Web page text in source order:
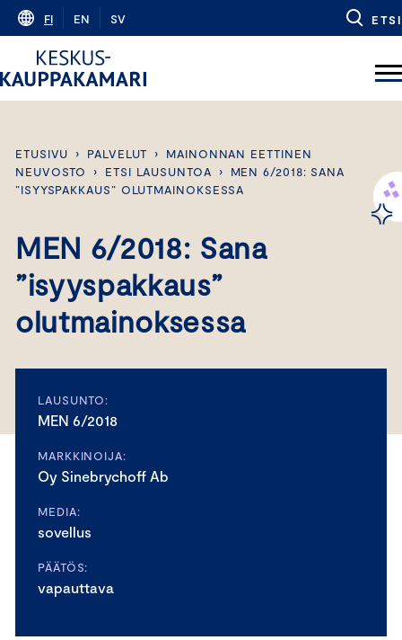
Skip
content
FI EN SV ETSI
ETUSIVU › PALVELUT ›
MAINONNAN EETTINEN
NEUVOSTO
› ETSI LAUSUNTOA ›
MEN 6/2018: SANA
”ISYYSPAKKAUS” OLUTMAINOKSESSA
MEN 6/2018: Sana
”isyyspakkaus”
olutmainoksessa
LAUSUNTO:
MEN 6/2018
MARKKINOIJA:
Oy Sinebrychoff Ab
MEDIA:
sovellus
PÄÄTÖS:
vapauttava